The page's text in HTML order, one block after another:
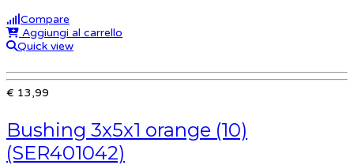
Compare
Aggiungi al carrello
Quick view
€ 13,99
Bushing 3x5x1 orange (10)
(SER401042)